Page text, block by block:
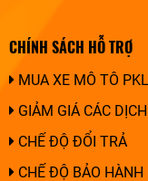
CHÍNH SÁCH HỖ TRỢ
MUA XE MÔ TÔ
GIẢM GIÁ CÁC
CHẾ ĐỘ ĐỔI TRẢ
CHẾ ĐỘ BẢO HÀNH